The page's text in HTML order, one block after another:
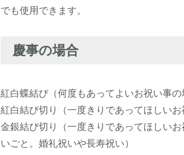
でも使用できます。
慶事の場合
紅白蝶結び（何度もあってよいお祝い事の
紅白結び切り（一度きりであってほしいお
金銀結び切り（一度きりであってほしい
いごと。婚礼祝いや長寿祝い）